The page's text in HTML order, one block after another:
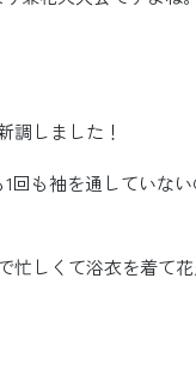
調しました！
も袖を通していない
忙しくて浴衣を着て